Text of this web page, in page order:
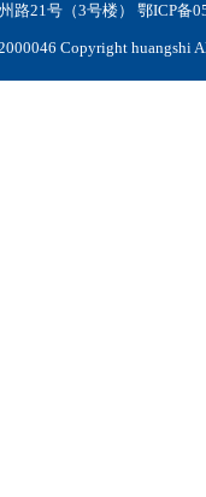
路21号（3号楼） 鄂ICP备
Copyright huangshi